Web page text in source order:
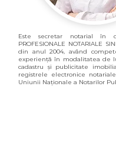
Este secretar notarial în
PROFESIONALE NOTARIALE
din anul 2004, având
experiență în modalitatea de
cadastru și publicitate
registrele electronice
Uniunii Naționale a Notarilor